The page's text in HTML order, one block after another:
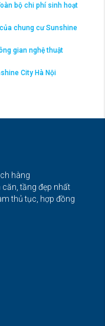
bộ chi phí sinh hoạt
chung cư Sunshine
gian nghệ thuật
City Hà Nội
hàng
tầng đẹp nhất
thủ tục, hợp đồng